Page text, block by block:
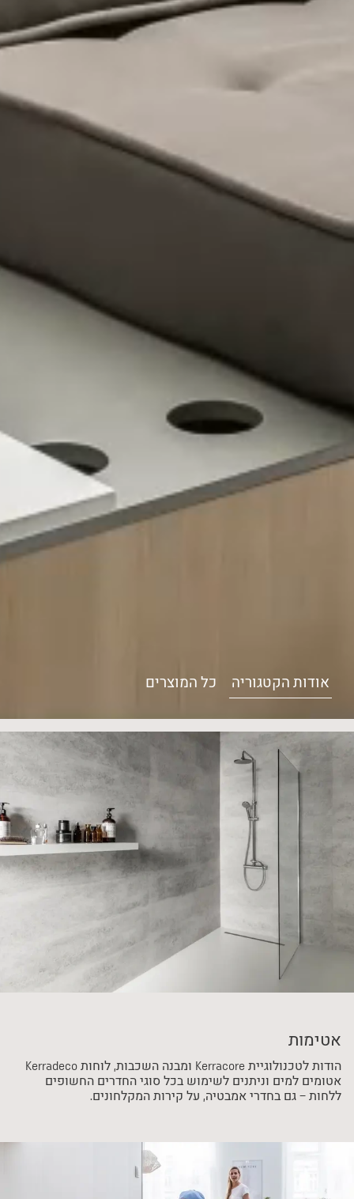
אודות הקטגוריה כל המוצרים
אטימות
הודות לטכנולוגיית Kerracore ומבנה השכבות, לוחות Kerradeco
אטומים למים וניתנים לשימוש בכל סוגי החדרים החשופים
ללחות – גם בחדרי אמבטיה, על קירות המקלחונים.